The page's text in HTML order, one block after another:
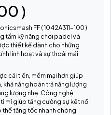
)
FF ( 1042A311-100 )
tầm kỹ năng chơi padel và
thiết kế dành cho những
linh hoạt và sự thoải mái
cải tiến, mềm mại hơn giúp
khả năng hoàn trả năng lượng
lượng nhẹ. Công nghệ
mỉ giúp tăng cường sự kết nối
thể tăng tốc nhanh chóng.